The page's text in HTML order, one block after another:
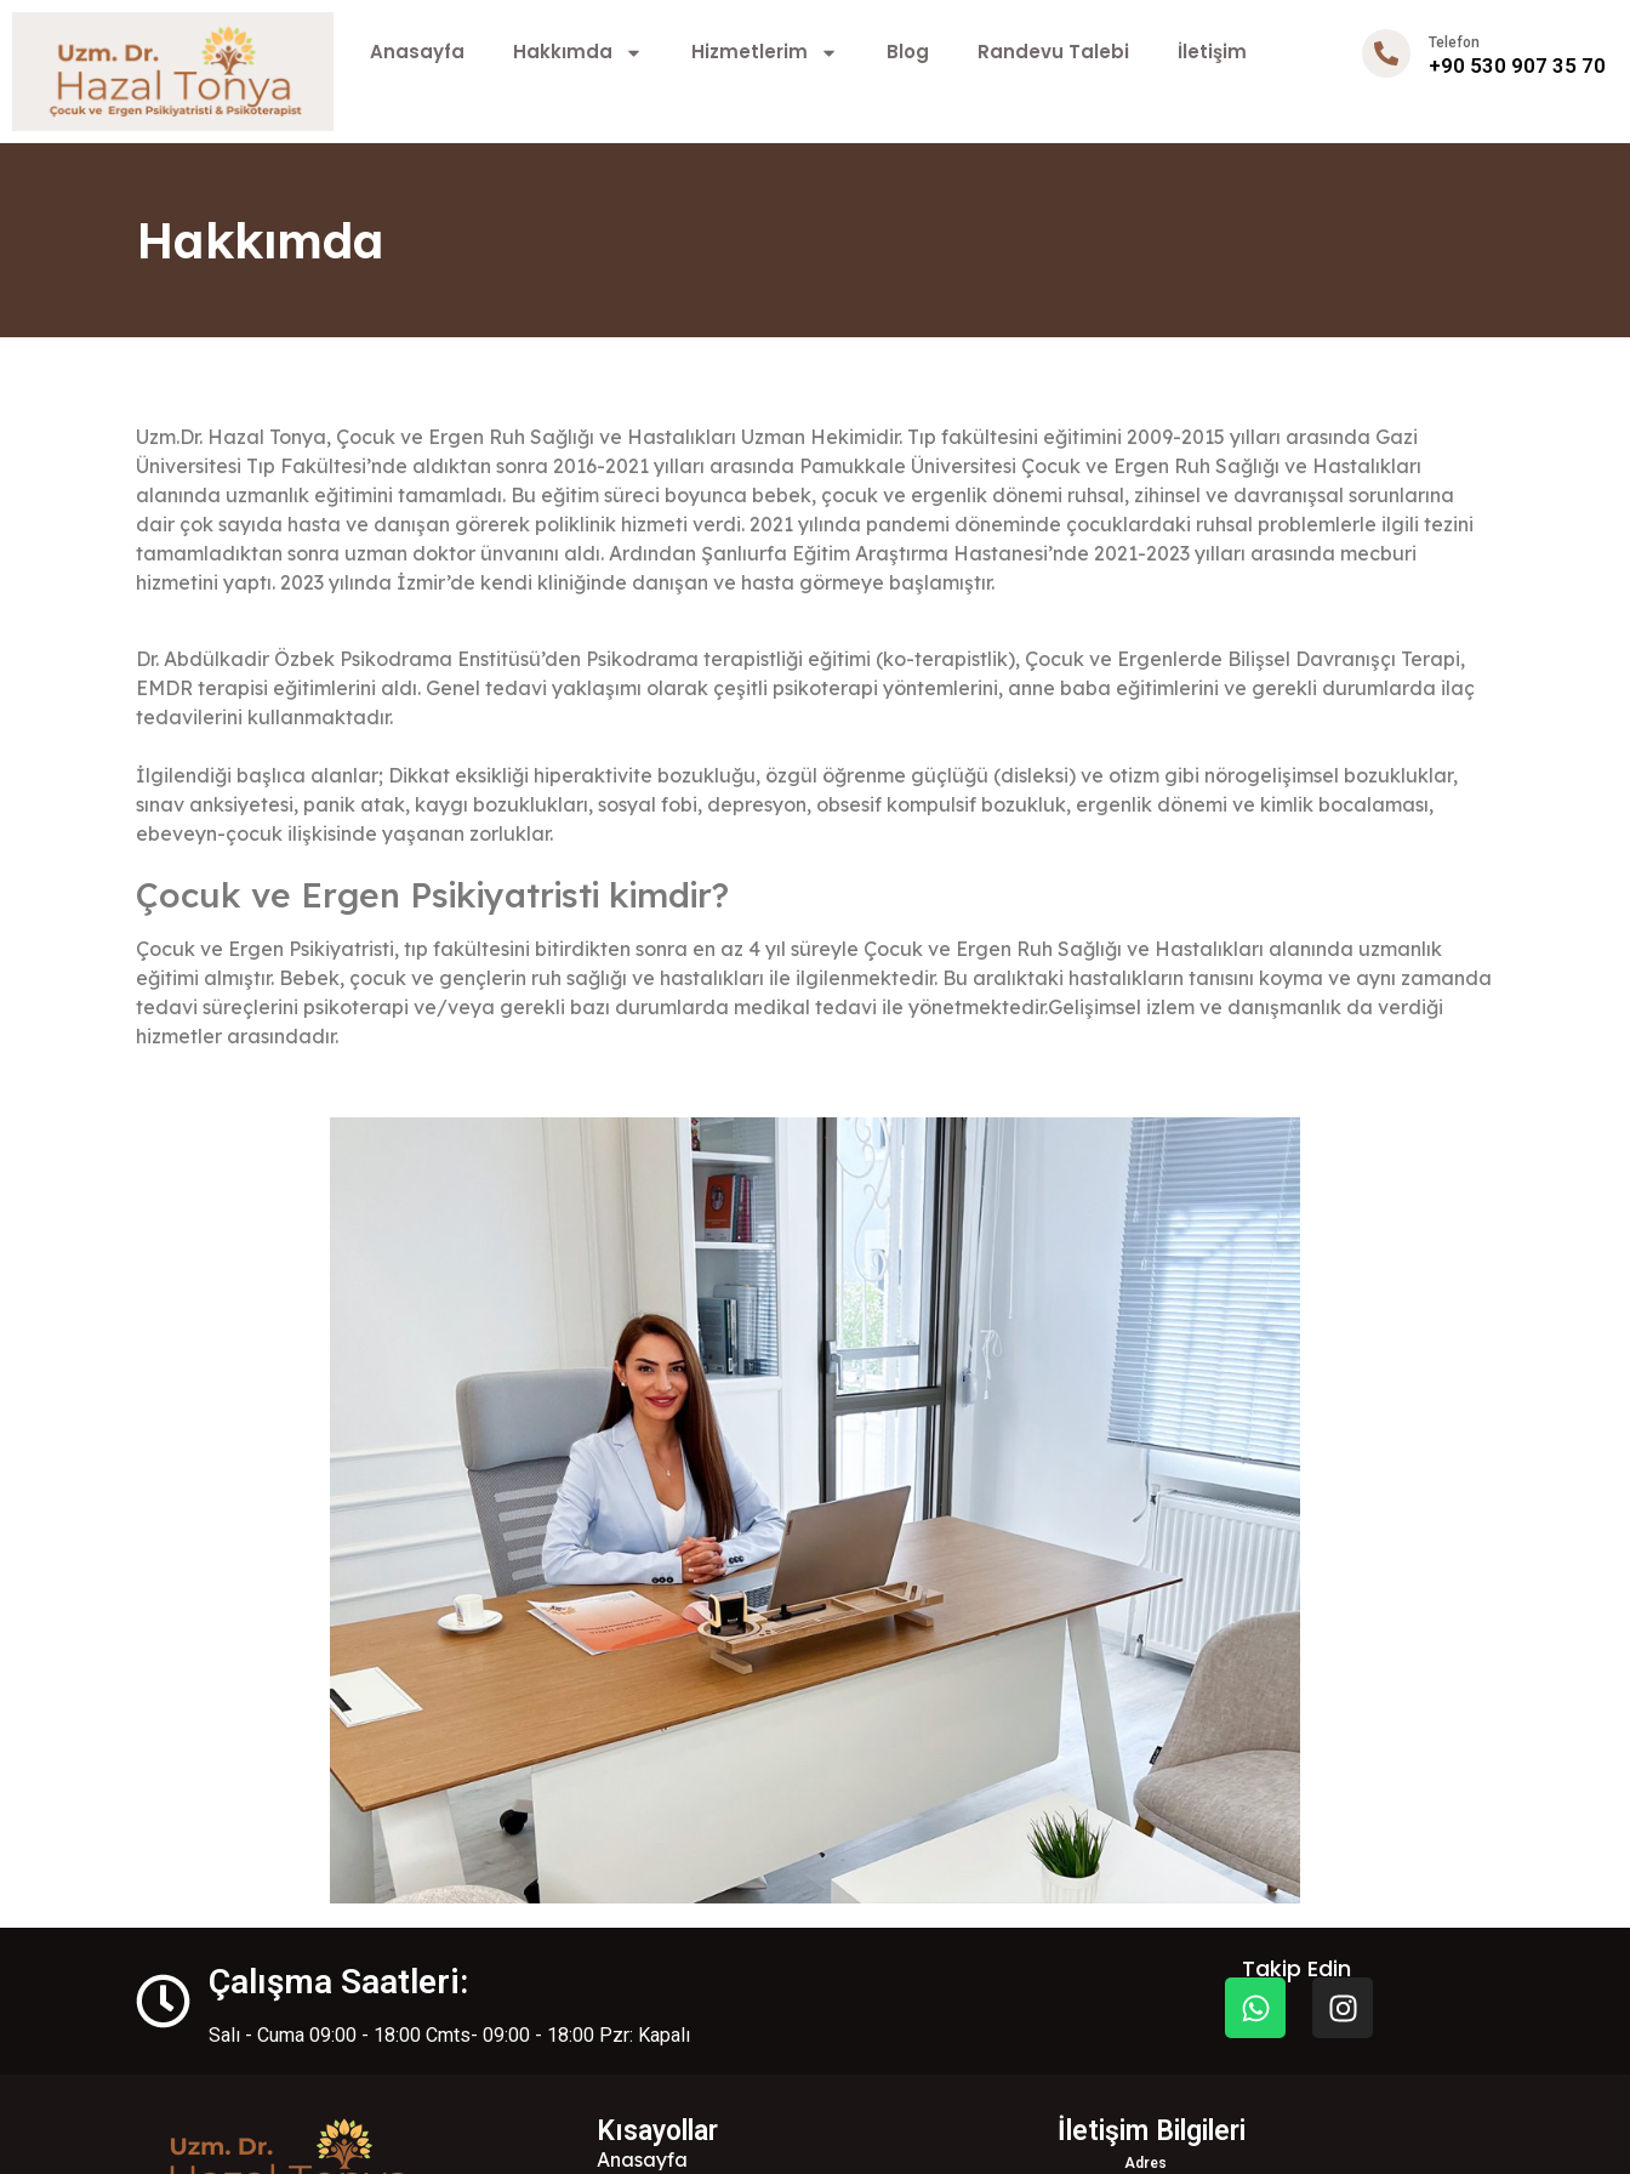
Anasayfa Hakkımda Hizmetlerim Blog Randevu Talebi İletişim Telefon
+90 530 907 35 70
Hakkımda
Uzm.Dr. Hazal Tonya, Çocuk ve Ergen Ruh Sağlığı ve Hastalıkları Uzman Hekimidir. Tıp fakültesini eğitimini 2009-2015 yılları arasında Gazi
Üniversitesi Tıp Fakültesi’nde aldıktan sonra 2016-2021 yılları arasında Pamukkale Üniversitesi Çocuk ve Ergen Ruh Sağlığı ve Hastalıkları
alanında uzmanlık eğitimini tamamladı. Bu eğitim süreci boyunca bebek, çocuk ve ergenlik dönemi ruhsal, zihinsel ve davranışsal sorunlarına
dair çok sayıda hasta ve danışan görerek poliklinik hizmeti verdi. 2021 yılında pandemi döneminde çocuklardaki ruhsal problemlerle ilgili tezini
tamamladıktan sonra uzman doktor ünvanını aldı. Ardından Şanlıurfa Eğitim Araştırma Hastanesi’nde 2021-2023 yılları arasında mecburi
hizmetini yaptı. 2023 yılında İzmir’de kendi kliniğinde danışan ve hasta görmeye başlamıştır.
Dr. Abdülkadir Özbek Psikodrama Enstitüsü’den Psikodrama terapistliği eğitimi (ko-terapistlik), Çocuk ve Ergenlerde Bilişsel Davranışçı Terapi,
EMDR terapisi eğitimlerini aldı. Genel tedavi yaklaşımı olarak çeşitli psikoterapi yöntemlerini, anne baba eğitimlerini ve gerekli durumlarda ilaç
tedavilerini kullanmaktadır.
İlgilendiği başlıca alanlar; Dikkat eksikliği hiperaktivite bozukluğu, özgül öğrenme güçlüğü (disleksi) ve otizm gibi nörogelişimsel bozukluklar,
sınav anksiyetesi, panik atak, kaygı bozuklukları, sosyal fobi, depresyon, obsesif kompulsif bozukluk, ergenlik dönemi ve kimlik bocalaması,
ebeveyn-çocuk ilişkisinde yaşanan zorluklar.
Çocuk ve Ergen Psikiyatristi kimdir?
Çocuk ve Ergen Psikiyatristi, tıp fakültesini bitirdikten sonra en az 4 yıl süreyle Çocuk ve Ergen Ruh Sağlığı ve Hastalıkları alanında uzmanlık
eğitimi almıştır. Bebek, çocuk ve gençlerin ruh sağlığı ve hastalıkları ile ilgilenmektedir. Bu aralıktaki hastalıkların tanısını koyma ve aynı zamanda
tedavi süreçlerini psikoterapi ve/veya gerekli bazı durumlarda medikal tedavi ile yönetmektedir.Gelişimsel izlem ve danışmanlık da verdiği
hizmetler arasındadır.
Çalışma Saatleri:
Salı - Cuma 09:00 - 18:00 Cmts- 09:00 - 18:00 Pzr: Kapalı
Takip Edin
Kısayollar
Anasayfa
İletişim Bilgileri
Adres